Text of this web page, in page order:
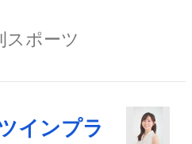
スポーツ
インプラ